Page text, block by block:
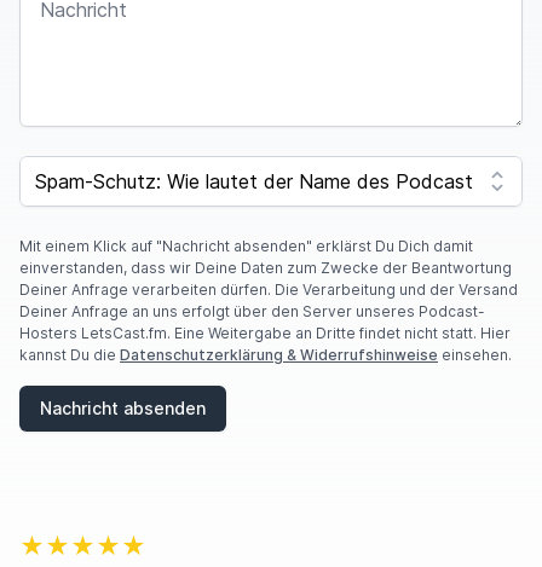
SPAM CAPTCHA
Mit einem Klick auf "Nachricht absenden" erklärst Du Dich damit
einverstanden, dass wir Deine Daten zum Zwecke der Beantwortung
Deiner Anfrage verarbeiten dürfen. Die Verarbeitung und der Versand
Deiner Anfrage an uns erfolgt über den Server unseres Podcast-
Hosters LetsCast.fm. Eine Weitergabe an Dritte findet nicht statt. Hier
kannst Du die Datenschutzerklärung & Widerrufshinweise einsehen.
Nachricht absenden
★★★★★